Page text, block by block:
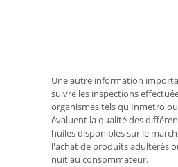
Une autre information
suivre les inspections
organismes tels qu'Inmetro
évaluent la qualité des
huiles disponibles sur le
l'achat de produits adultérés
nuit au consommateur.